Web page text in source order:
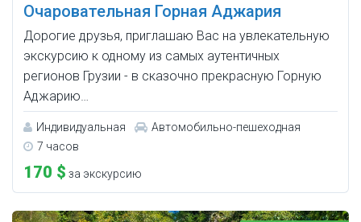
Очаровательная Горная Аджария
Дорогие друзья, приглашаю Вас на увлекательную
экскурсию к одному из самых аутентичных
регионов Грузии - в сказочно прекрасную Горную
Аджарию…
Индивидуальная
Автомобильно-пешеходная
7 часов
170 $ за экскурсию